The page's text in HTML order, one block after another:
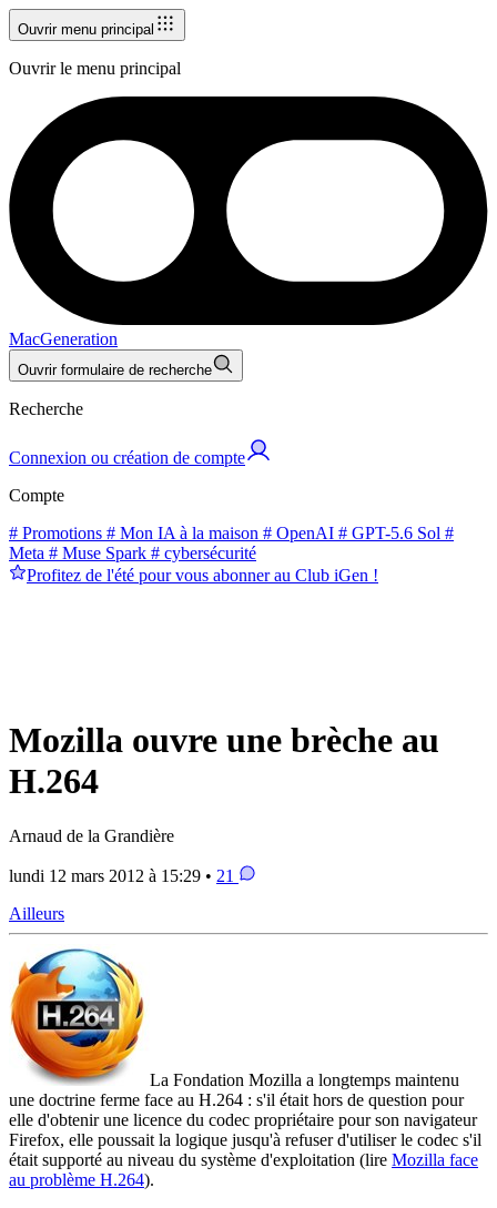
Ouvrir menu principal
Ouvrir le menu principal
MacGeneration
Ouvrir formulaire de recherche
Recherche
Connexion ou création de compte
Compte
# Promotions # Mon IA à la maison # OpenAI # GPT-5.6 Sol #
Meta # Muse Spark # cybersécurité
Profitez de l'été pour vous abonner au Club iGen !
Mozilla ouvre une brèche au
H.264
Arnaud de la Grandière
lundi 12 mars 2012 à 15:29 • 21
Ailleurs
La Fondation Mozilla a longtemps maintenu
une doctrine ferme face au H.264 : s'il était hors de question pour
elle d'obtenir une licence du codec propriétaire pour son navigateur
Firefox, elle poussait la logique jusqu'à refuser d'utiliser le codec s'il
était supporté au niveau du système d'exploitation (lire Mozilla face
au problème H.264).